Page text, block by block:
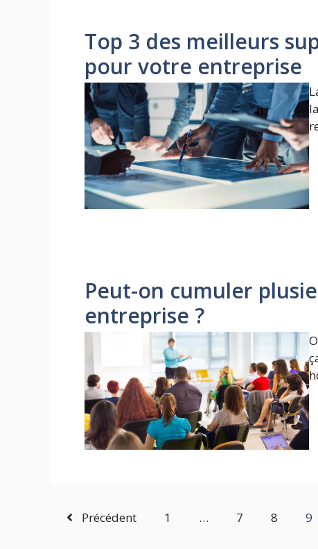
Top 3 des meilleurs
pour votre entreprise
Peut-on cumuler
entreprise ?
Précédent 1 … 7 8 9